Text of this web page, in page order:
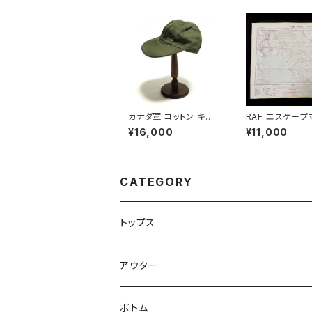
カナダ軍 コットン キャッ
プ Canadian Army M
echanic Cap
¥16,000
RAF エスケープ
Royal Air
ape Map
¥11,000
CATEGORY
トップス
Tシャツ
シャツ
アウター
ジャケット
ボトム